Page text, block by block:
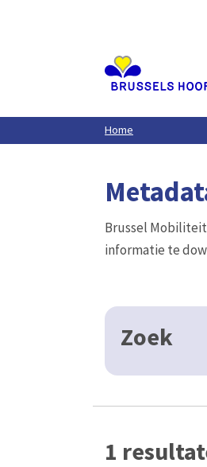
Home
Brussel
informatie te
Zoek
1